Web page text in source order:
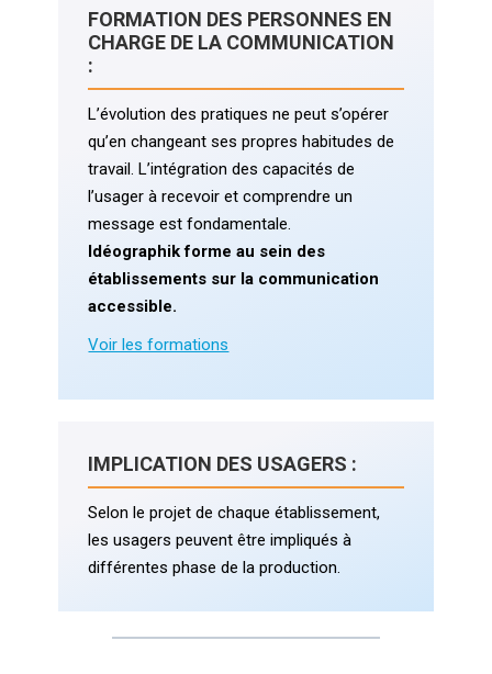
FORMATION DES PERSONNES EN
CHARGE DE LA COMMUNICATION
:
L’évolution des pratiques ne peut s’opérer
qu’en changeant ses propres habitudes de
travail. L’intégration des capacités de
l’usager à recevoir et comprendre un
message est fondamentale.
Idéographik forme au sein des
établissements sur la communication
accessible.
Voir les formations
IMPLICATION DES USAGERS :
Selon le projet de chaque établissement,
les usagers peuvent être impliqués à
différentes phase de la production.